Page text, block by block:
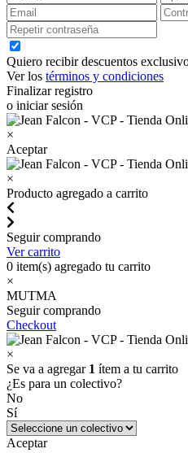
Quiero recibir descuentos
Ver los términos y condiciones
Finalizar registro
o iniciar sesión
×
Aceptar
×
Producto agregado a carrito
Seguir comprando
Ver carrito
0 item(s) agregado tu carrito
×
MUTMA
Seguir comprando
Checkout
×
Se va a agregar 1 ítem a tu carrito
¿Es para un colectivo?
No
Sí
Aceptar